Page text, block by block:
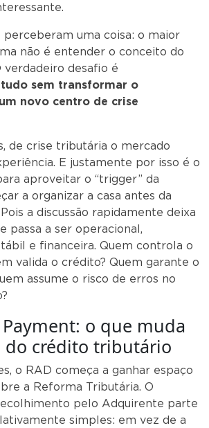
perceberam uma coisa: o maior
não é entender o conceito do
verdadeiro desafio é
sem transformar o
novo centro de crise
de crise tributária o mercado
E justamente por isso é o
aproveitar o “trigger” da
a organizar a casa antes da
a discussão rapidamente deixa
passa a ser operacional,
e financeira. Quem controla o
valida o crédito? Quem garante o
assume o risco de erros no
Payment: o que muda
do crédito tributário
o RAD começa a ganhar espaço
a Reforma Tributária. O
pelo Adquirente parte
simples: em vez de a